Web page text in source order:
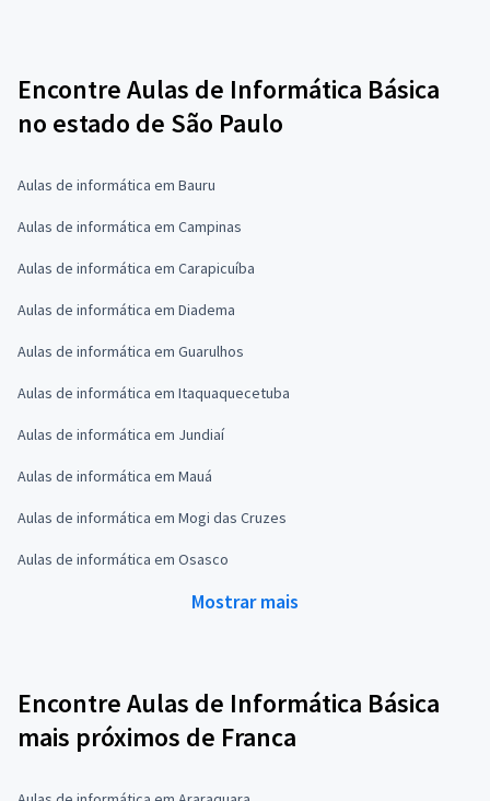
Encontre Aulas de Informática Básica
no estado de São Paulo
Aulas de informática em Bauru
Aulas de informática em Campinas
Aulas de informática em Carapicuíba
Aulas de informática em Diadema
Aulas de informática em Guarulhos
Aulas de informática em Itaquaquecetuba
Aulas de informática em Jundiaí
Aulas de informática em Mauá
Aulas de informática em Mogi das Cruzes
Aulas de informática em Osasco
Mostrar mais
Encontre Aulas de Informática Básica
mais próximos de Franca